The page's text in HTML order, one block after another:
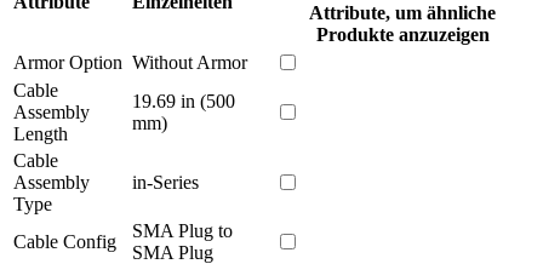
Attribute, um ähnliche
Produkte anzuzeigen
Armor Option Without Armor
Cable
Assembly
Length
19.69 in (500
mm)
Cable
Assembly
Type
in-Series
Cable Config
SMA Plug to
SMA Plug